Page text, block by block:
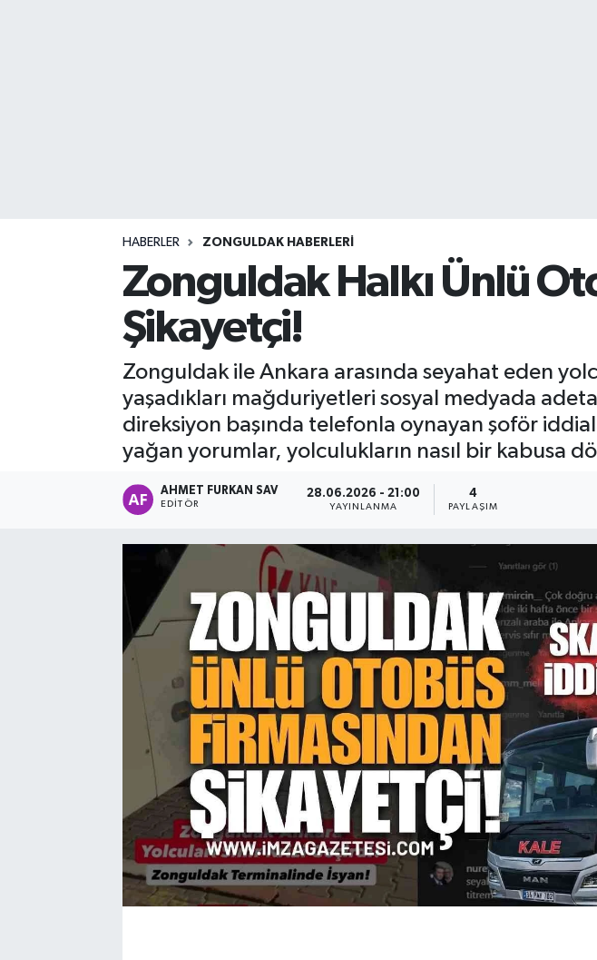
HABERLER ZONGULDAK HABERLERI
Zonguldak Halkı Ünlü
Şikayetçi!
Zonguldak ile Ankara arasında seyahat eden
yaşadıkları mağduriyetleri sosyal medyada
direksiyon başında telefonla oynayan şoför
yağan yorumlar, yolculukların nasıl bir kabusa
AHMET FURKAN SAV
EDITÖR
28.06.2026 - 21:00
YAYINLANMA
4
PAYLAŞIM
KASTAMONU